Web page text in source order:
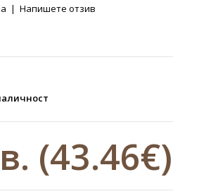
|Напишете отзив
(43.46€)